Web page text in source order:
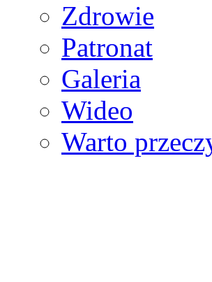
Zdrowie
Patronat
Galeria
Wideo
Warto